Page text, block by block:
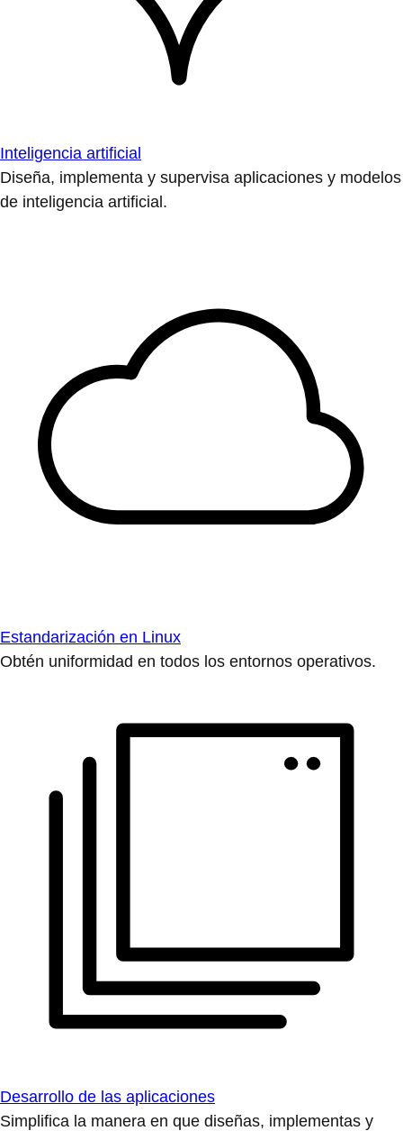
Inteligencia artificial
Diseña, implementa y supervisa aplicaciones y modelos
de inteligencia artificial.
Estandarización en Linux
Obtén uniformidad en todos los entornos operativos.
Desarrollo de las aplicaciones
Simplifica la manera en que diseñas, implementas y